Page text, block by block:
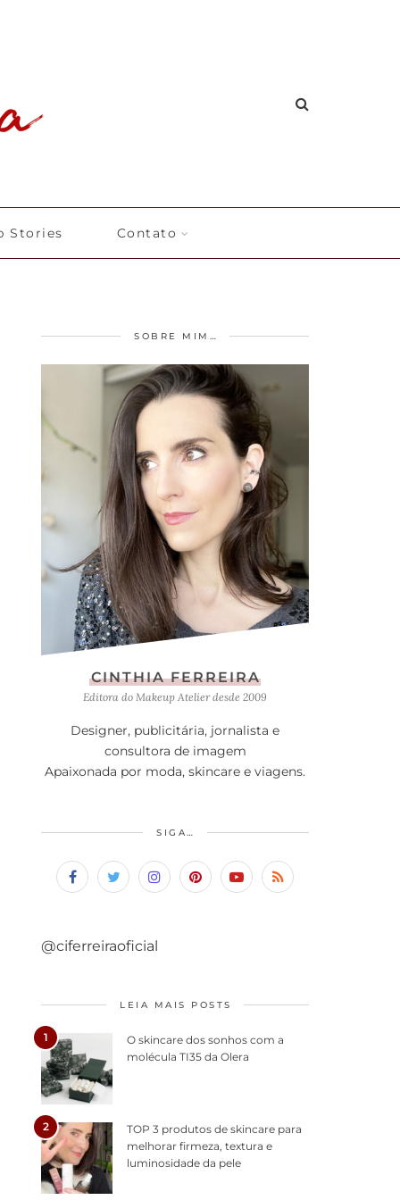
Stories Contato
SOBRE MIM…
CINTHIA FERREIRA
Editora do Makeup Atelier desde 2009
Designer, publicitária, jornalista e
consultora de imagem
Apaixonada por moda, skincare e viagens.
SIGA…
@ciferreiraoficial
LEIA MAIS POSTS
1
O skincare dos sonhos com a
molécula TI35 da Olera
2
TOP 3 produtos de skincare para
melhorar firmeza, textura e
luminosidade da pele